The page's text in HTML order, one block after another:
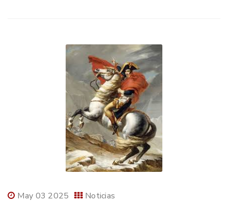
May 03 2025 Noticias